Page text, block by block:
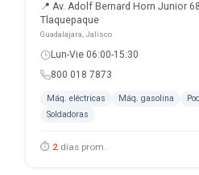
📍 Av. Adolf Bernard Horn Junior
Tlaquepaque
Guadalajara, Jalisco
Lun-Vie 06:00-15:30
800 018 7873
Máq. eléctricas Máq. gasolina
Soldadoras
⏱ 2 días prom.